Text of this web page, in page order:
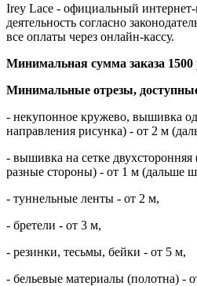
Irey Lace - официальный
деятельность согласно
все оплаты через онлайн-кассу.
Минимальная сумма заказа 1500
Минимальные отрезы,
- некупонное кружево, вышивка
направления рисунка) - от 2 м
- вышивка на сетке
разные стороны) - от 1 м (дальше
- туннельные ленты - от 2 м,
- бретели - от 3 м,
- резинки, тесьмы, бейки - от 5 м,
- бельевые материалы (полотна) -